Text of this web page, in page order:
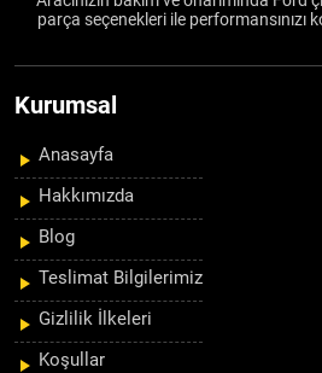
parça seçenekleri ile performansınızı
Kurumsal
Anasayfa
Hakkımızda
Blog
Teslimat Bilgilerimiz
Gizlilik İlkeleri
Koşullar